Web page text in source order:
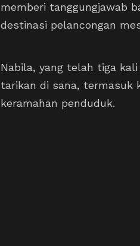
memberi tanggungjawab
destinasi pelancongan
Nabila, yang telah tiga
tarikan di sana, termasuk
keramahan penduduk.